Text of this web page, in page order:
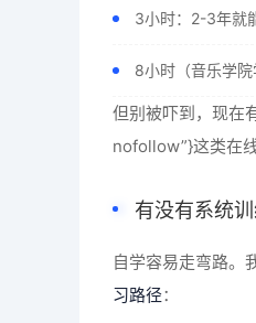
3小时：2-3年就
8小时（音乐学
但别被吓到，现在
nofollow”}这类在
有没有系统
自学容易走弯路。
习路径：